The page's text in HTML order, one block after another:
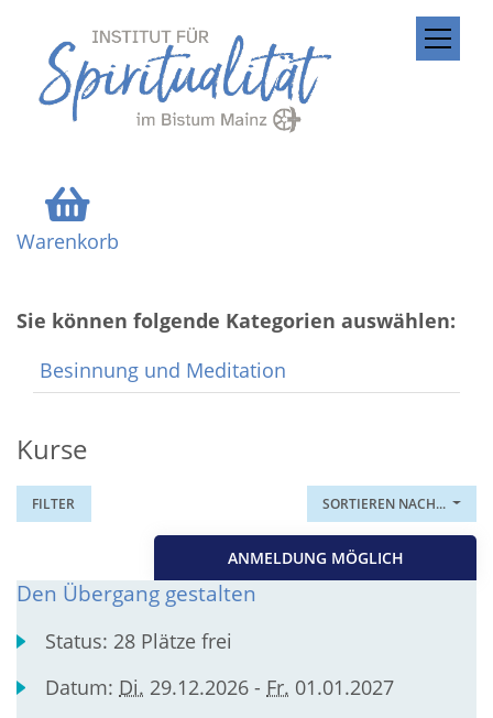
Warenkorb
Sie können folgende Kategorien auswählen:
Besinnung und Meditation
Kurse
SORTIEREN NACH...
FILTER
ANMELDUNG MÖGLICH
Den Übergang gestalten
Status: 28 Plätze frei
Datum: Di. 29.12.2026 - Fr. 01.01.2027